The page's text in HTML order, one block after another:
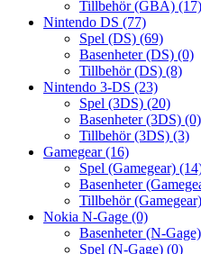
Tillbehör (GBA) (17)
Nintendo DS (77)
Spel (DS) (69)
Basenheter (DS) (0)
Tillbehör (DS) (8)
Nintendo 3-DS (23)
Spel (3DS) (20)
Basenheter (3DS) (0)
Tillbehör (3DS) (3)
Gamegear(16)
Spel (Gamegear)
Basenheter
Tillbehör (Gamegear)
Nokia N-Gage (0)
Basenheter (N-Gage)
Spel (N-Gage) (0)